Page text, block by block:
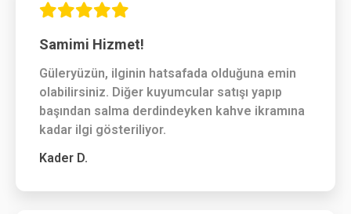
Samimi Hizmet!
Güleryüzün, ilginin hatsafada olduğuna emin
olabilirsiniz. Diğer kuyumcular satışı yapıp
başından salma derdindeyken kahve ikramına
kadar ilgi gösteriliyor.
Kader D.